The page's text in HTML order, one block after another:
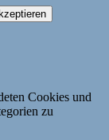
Cookies und
zu